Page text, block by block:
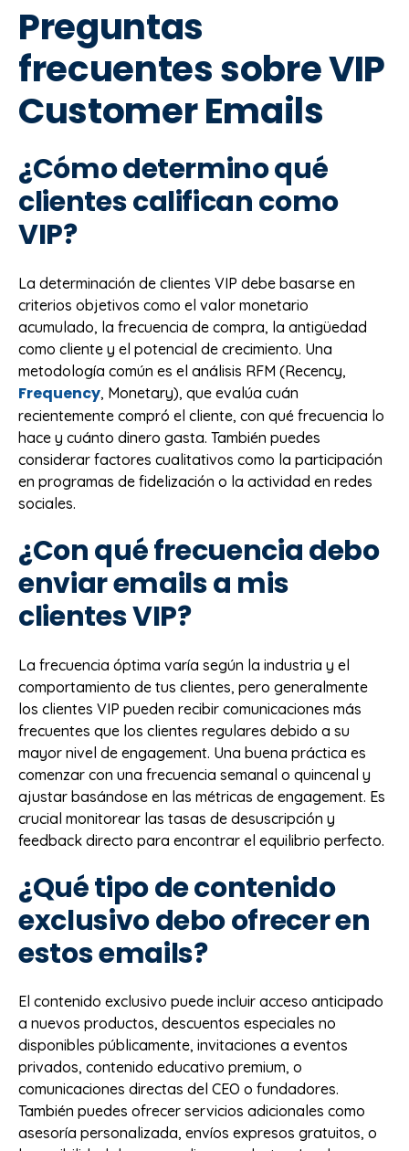
Preguntas
frecuentes sobre VIP
Customer Emails
¿Cómo determino qué
clientes califican como
VIP?
La determinación de clientes VIP debe basarse en
criterios objetivos como el valor monetario
acumulado, la frecuencia de compra, la antigüedad
como cliente y el potencial de crecimiento. Una
metodología común es el análisis RFM (Recency,
Frequency, Monetary), que evalúa cuán
recientemente compró el cliente, con qué frecuencia lo
hace y cuánto dinero gasta. También puedes
considerar factores cualitativos como la participación
en programas de fidelización o la actividad en redes
sociales.
¿Con qué frecuencia debo
enviar emails a mis
clientes VIP?
La frecuencia óptima varía según la industria y el
comportamiento de tus clientes, pero generalmente
los clientes VIP pueden recibir comunicaciones más
frecuentes que los clientes regulares debido a su
mayor nivel de engagement. Una buena práctica es
comenzar con una frecuencia semanal o quincenal y
ajustar basándose en las métricas de engagement. Es
crucial monitorear las tasas de desuscripción y
feedback directo para encontrar el equilibrio perfecto.
¿Qué tipo de contenido
exclusivo debo ofrecer en
estos emails?
El contenido exclusivo puede incluir acceso anticipado
a nuevos productos, descuentos especiales no
disponibles públicamente, invitaciones a eventos
privados, contenido educativo premium, o
comunicaciones directas del CEO o fundadores.
También puedes ofrecer servicios adicionales como
asesoría personalizada, envíos expresos gratuitos, o